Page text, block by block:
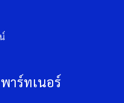
พาร์ทเนอร์